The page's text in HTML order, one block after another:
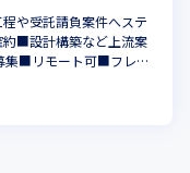
や受託請負案件へステ
■設計構築など上流案
集■リモート可■フレッ